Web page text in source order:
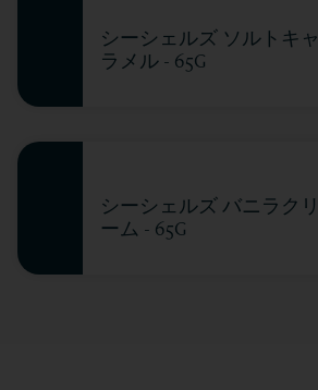
シーシェルズ ソルトキャ
ラメル - 65G
シーシェルズ バニラクリ
ーム - 65G